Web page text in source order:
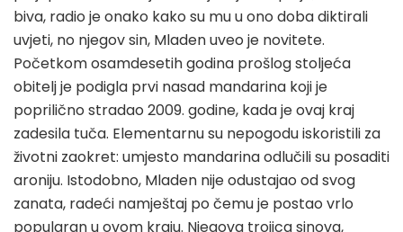
biva, radio je onako kako su mu u ono doba diktirali
uvjeti, no njegov sin, Mladen uveo je novitete.
Početkom osamdesetih godina prošlog stoljeća
obitelj je podigla prvi nasad mandarina koji je
poprilično stradao 2009. godine, kada je ovaj kraj
zadesila tuča. Elementarnu su nepogodu iskoristili za
životni zaokret: umjesto mandarina odlučili su posaditi
aroniju. Istodobno, Mladen nije odustajao od svog
zanata, radeći namještaj po čemu je postao vrlo
popularan u ovom kraju. Njegova trojica sinova,